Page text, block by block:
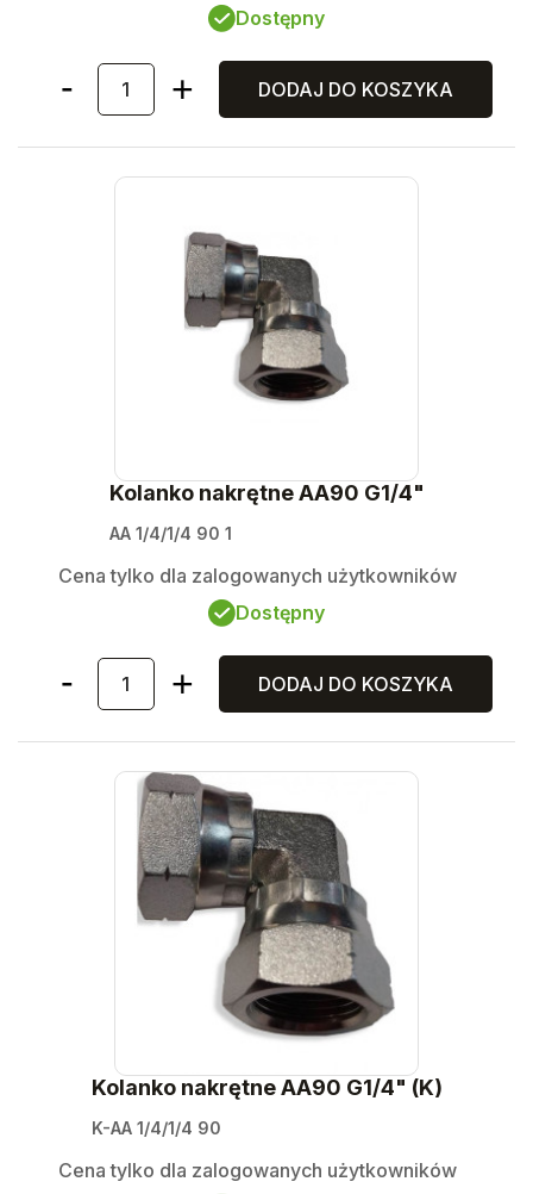
Dostępny
DODAJ DO KOSZYKA
Kolanko nakrętne AA90 G1/4"
AA 1/4/1/4 90 1
Cena tylko dla zalogowanych użytkowników
Dostępny
DODAJ DO KOSZYKA
Kolanko nakrętne AA90 G1/4" (K)
K-AA 1/4/1/4 90
Cena tylko dla zalogowanych użytkowników